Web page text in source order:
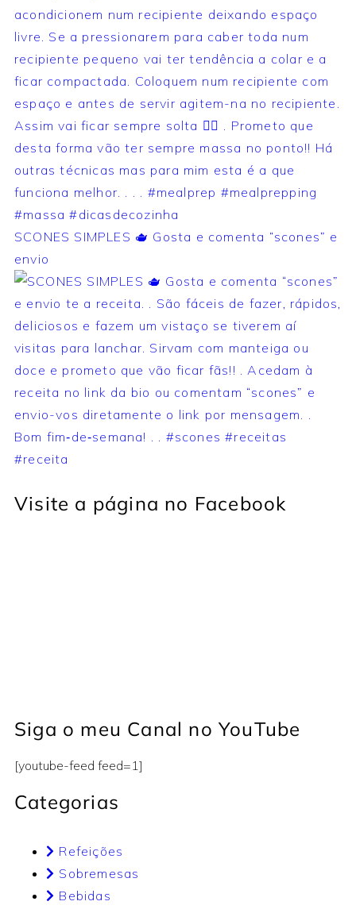
SCONES SIMPLES 🫖 Gosta e comenta “scones” e
envio
Visite a página no Facebook
Siga o meu Canal no YouTube
[youtube-feed feed=1]
Categorias
Refeições
Sobremesas
Bebidas